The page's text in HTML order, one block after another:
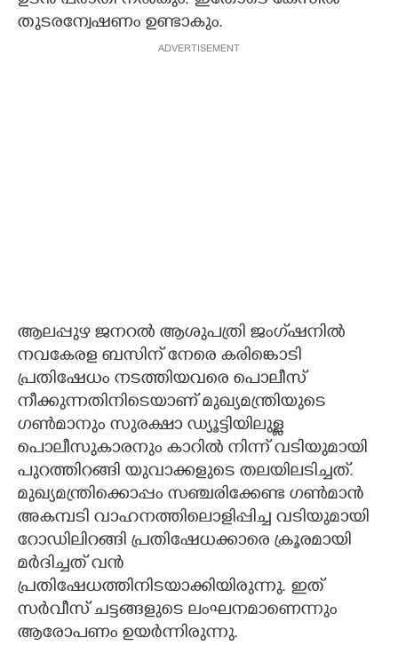
തുടരന്വേഷണം ഉണ്ടാകും.
ADVERTISEMENT
ആലപ്പുഴ ജനറൽ ആശുപത്രി ജംഗ്‌ഷനിൽ
നവകേരള ബസിന് നേരെ കരിങ്കൊടി
പ്രതിഷേധം നടത്തിയവരെ പൊലീസ്
നീക്കുന്നതിനിടെയാണ് മുഖ്യമന്ത്രിയുടെ
ഗൺമാനും സുരക്ഷാ ഡ്യൂട്ടിയിലുള്ള
പൊലീസുകാരനും കാറിൽ നിന്ന് വടിയുമായി
പുറത്തിറങ്ങി യുവാക്കളുടെ തലയിലടിച്ചത്.
മുഖ്യമന്ത്രിക്കൊപ്പം സഞ്ചരിക്കേണ്ട ഗൺമാൻ
അകമ്പടി വാഹനത്തിലൊളിപ്പിച്ച വടിയുമായി
റോഡിലിറങ്ങി പ്രതിഷേധക്കാരെ ക്രൂരമായി
മർദിച്ചത് വൻ
പ്രതിഷേധത്തിനിടയാക്കിയിരുന്നു. ഇത്
സർവീസ് ചട്ടങ്ങളുടെ ലംഘനമാണെന്നും
ആരോപണം ഉയർന്നിരുന്നു.